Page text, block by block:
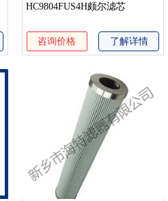
HC9804FUS4H颇尔滤芯
咨询价格 了解详情